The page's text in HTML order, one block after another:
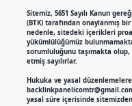
Sitemiz, 5651 Sayılı Kanun
(BTK) tarafından onaylanmış
nedenle, sitedeki içerikleri
yükümlülüğümüz
sorumluluğunu taşımakta
etmiş sayılırlar.
Hukuka ve yasal
yasal süre içerisinde sitemizden